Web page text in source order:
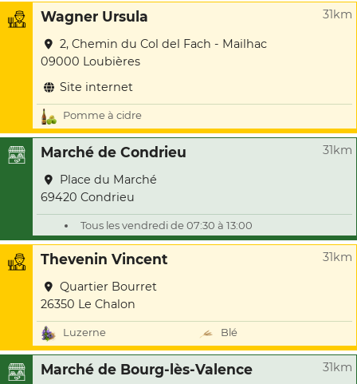
Wagner Ursula 31km
2, Chemin du Col del Fach - Mailhac
09000 Loubières
Site internet
Pomme à cidre
Marché de Condrieu 31km
Place du Marché
69420 Condrieu
Tous les vendredi de 07:30 à 13:00
Thevenin Vincent 31km
Quartier Bourret
26350 Le Chalon
Luzerne Blé
Marché de Bourg-lès-Valence 31km